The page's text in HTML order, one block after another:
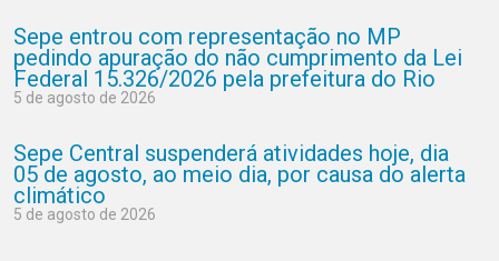
Sepe entrou com representação no MP
pedindo apuração do não cumprimento da Lei
Federal 15.326/2026 pela prefeitura do Rio
5 de agosto de 2026
Sepe Central suspenderá atividades hoje, dia
05 de agosto, ao meio dia, por causa do alerta
climático
5 de agosto de 2026